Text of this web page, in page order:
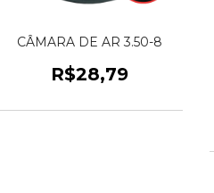
CÂMARA DE AR 3.50-8
R$28,79